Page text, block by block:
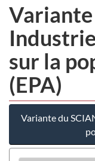
Variante
sur la
(EPA)
Variante du